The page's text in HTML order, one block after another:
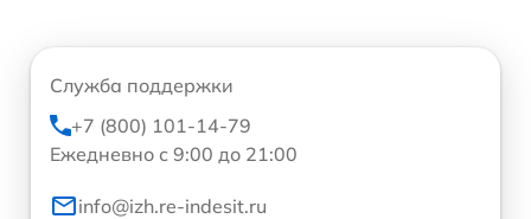
Служба поддержки
+7 (800) 101-14-79
Ежедневно с 9:00 до 21:00
info@izh.re-indesit.ru